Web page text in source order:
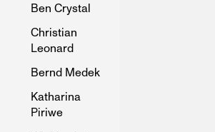
Ben Crystal
Christian
Leonard
Bernd Medek
Katharina
Piriwe